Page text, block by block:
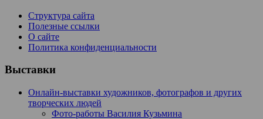
Структура сайта
Полезные ссылки
О сайте
Политика конфиденциальности
Выставки
Онлайн-выставки художников, фотографов и других
творческих людей
Фото-работы Василия Кузьмина